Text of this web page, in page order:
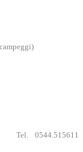
Tel.